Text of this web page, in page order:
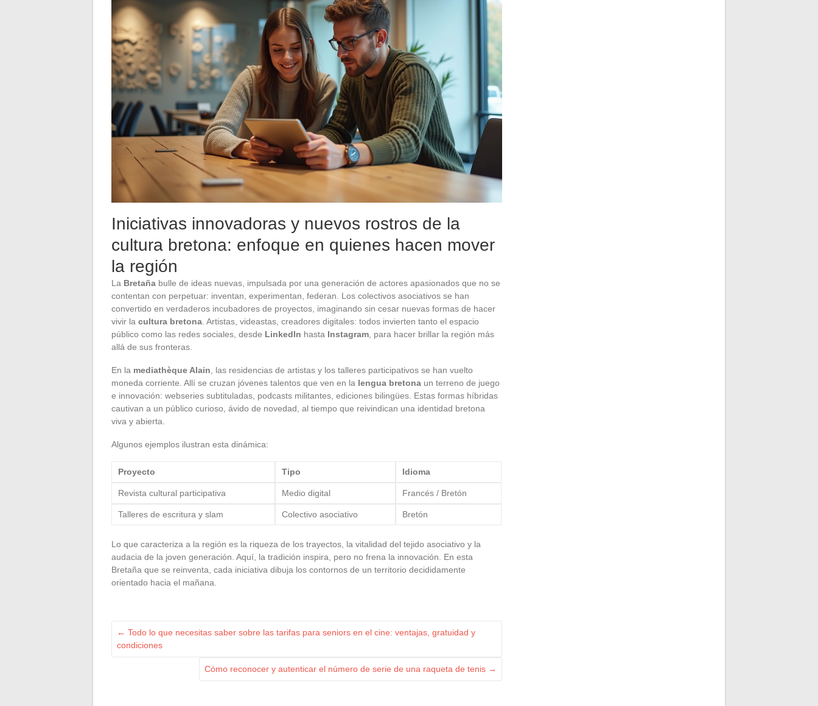
Iniciativas innovadoras y nuevos rostros de la
cultura bretona: enfoque en quienes hacen mover
la región
La Bretaña bulle de ideas nuevas, impulsada por una generación de actores apasionados que no se
contentan con perpetuar: inventan, experimentan, federan. Los colectivos asociativos se han
convertido en verdaderos incubadores de proyectos, imaginando sin cesar nuevas formas de hacer
vivir la cultura bretona . Artistas, videastas, creadores digitales: todos invierten tanto el espacio
público como las redes sociales, desde LinkedIn hasta Instagram , para hacer brillar la región más
allá de sus fronteras.
En la mediathèque Alain , las residencias de artistas y los talleres participativos se han vuelto
moneda corriente. Allí se cruzan jóvenes talentos que ven en la lengua bretona un terreno de juego
e innovación: webseries subtituladas, podcasts militantes, ediciones bilingües. Estas formas híbridas
cautivan a un público curioso, ávido de novedad, al tiempo que reivindican una identidad bretona
viva y abierta.
Algunos ejemplos ilustran esta dinámica:
Proyecto Tipo Idioma
Revista cultural participativa Medio digital Francés / Bretón
Talleres de escritura y slam Colectivo asociativo Bretón
Lo que caracteriza a la región es la riqueza de los trayectos, la vitalidad del tejido asociativo y la
audacia de la joven generación. Aquí, la tradición inspira, pero no frena la innovación. En esta
Bretaña que se reinventa, cada iniciativa dibuja los contornos de un territorio decididamente
orientado hacia el mañana.
← Todo lo que necesitas saber sobre las tarifas para seniors en el cine: ventajas, gratuidad y
condiciones
Cómo reconocer y autenticar el número de serie de una raqueta de tenis →